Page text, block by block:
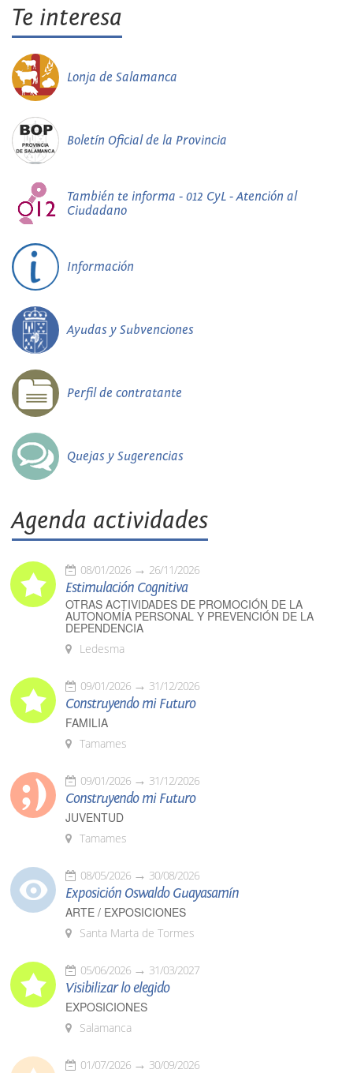
Te interesa
Lonja de Salamanca
Boletín Oficial de la Provincia
También te informa - 012 CyL - Atención al
Ciudadano
Información
Ayudas y Subvenciones
Perfil de contratante
Quejas y Sugerencias
Agenda actividades
08/01/2026 26/11/2026
Estimulación Cognitiva
OTRAS ACTIVIDADES DE PROMOCIÓN DE LA
AUTONOMÍA PERSONAL Y PREVENCIÓN DE LA
DEPENDENCIA
Ledesma
09/01/2026 31/12/2026
Construyendo mi Futuro
FAMILIA
Tamames
09/01/2026 31/12/2026
Construyendo mi Futuro
JUVENTUD
Tamames
08/05/2026 30/08/2026
Exposición Oswaldo Guayasamín
ARTE / EXPOSICIONES
Santa Marta de Tormes
05/06/2026 31/03/2027
Visibilizar lo elegido
EXPOSICIONES
Salamanca
01/07/2026 30/09/2026